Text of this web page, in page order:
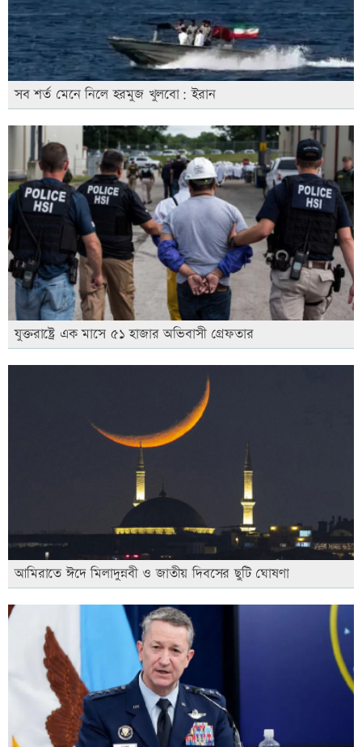
সব শর্ত মেনে নিলে হরমুজ খুলবো: ইরান
যুক্তরাষ্ট্রে এক মাসে ৫১ হাজার অভিবাসী গ্রেফতার
আমিরাতে ঈদে মিলাদুন্নবী ও জাতীয় দিবসের ছুটি ঘোষণা